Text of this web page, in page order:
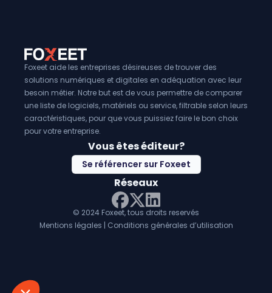
Foxeet aide les entreprises désireuses de trouver des
solutions numériques et digitales en adéquation avec leur
besoin métier. Notre but est de vous permettre de comparer
une liste de logiciels, matériels ou service, filtrable selon leurs
caractéristiques, pour que vous puissiez faire le bon choix
pour votre entreprise.
Vous êtes éditeur?
Se référencer sur Foxeet
Réseaux
Facebook
Twitter X
LinkedIn
© 2024 Foxeet, tous droits reservés
Mentions légales | Conditions générales d’utilisation